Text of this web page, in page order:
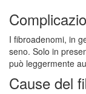
I fibroadenomi, in
seno. Solo in
può leggermente
Cause del